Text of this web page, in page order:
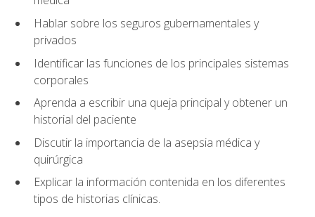
Hablar sobre los seguros gubernamentales y
privados
Identificar las funciones de los principales sistemas
corporales
Aprenda a escribir una queja principal y obtener un
historial del paciente
Discutir la importancia de la asepsia médica y
quirúrgica
Explicar la información contenida en los diferentes
tipos de historias clínicas.